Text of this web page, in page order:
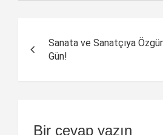
dolaşımı
Sanata ve Sanatçıya
Gün!
Bir cevap yazın